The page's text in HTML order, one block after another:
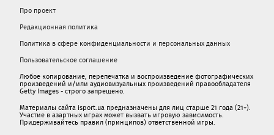
Про проект
Редакционная политика
Политика в сфере конфиденциальности и персональных данных
Пользовательское соглашение
Любое копирование, перепечатка и воспроизведение фотографических
произведений и/или аудиовизуальных произведений правообладателя
Getty Images - строго запрещено.
Материалы сайта isport.ua предназначены для лиц старше 21 года (21+).
Участие в азартных играх может вызвать игровую зависимость.
Придерживайтесь правил (принципов) ответственной игры.